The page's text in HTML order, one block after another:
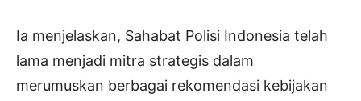
Ia menjelaskan, Sahabat Polisi Indonesia telah
lama menjadi mitra strategis dalam
merumuskan berbagai rekomendasi kebijakan